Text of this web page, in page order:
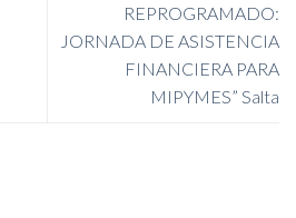
REPROGRAMADO:
JORNADA DE ASISTENCIA
FINANCIERA PARA
MIPYMES” Salta